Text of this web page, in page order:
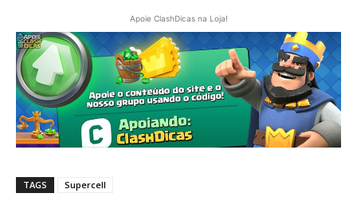
Apoie ClashDicas na Loja!
TAGS Supercell